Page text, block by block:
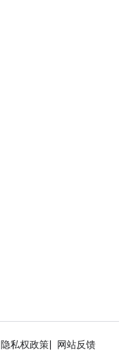
隐私权政策 网站反馈